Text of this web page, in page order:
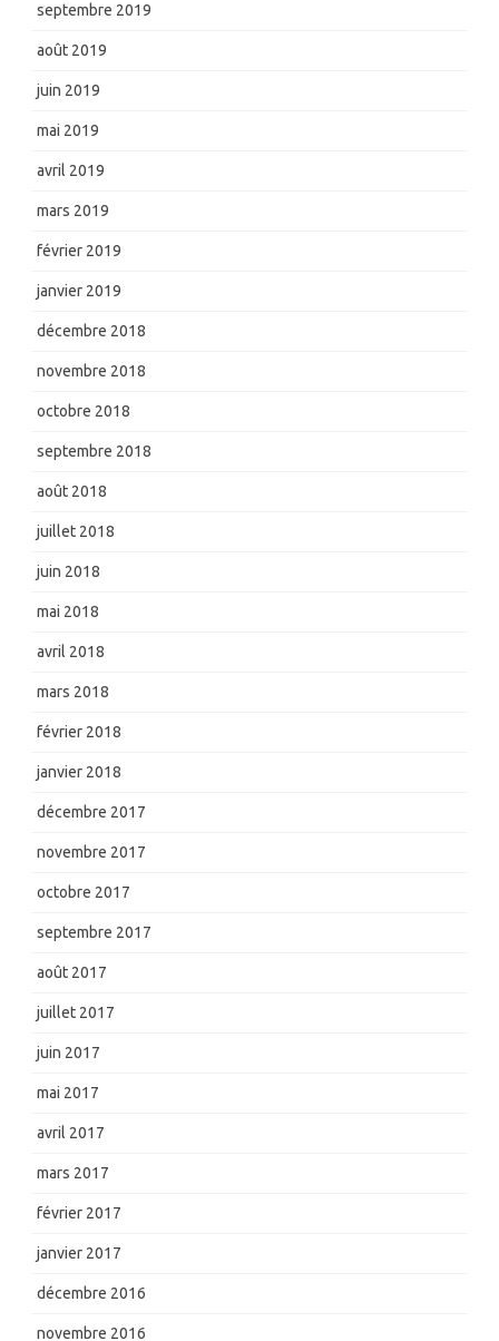
septembre 2019
août 2019
juin 2019
mai 2019
avril 2019
mars 2019
février 2019
janvier 2019
décembre 2018
novembre 2018
octobre 2018
septembre 2018
août 2018
juillet 2018
juin 2018
mai 2018
avril 2018
mars 2018
février 2018
janvier 2018
décembre 2017
novembre 2017
octobre 2017
septembre 2017
août 2017
juillet 2017
juin 2017
mai 2017
avril 2017
mars 2017
février 2017
janvier 2017
décembre 2016
novembre 2016